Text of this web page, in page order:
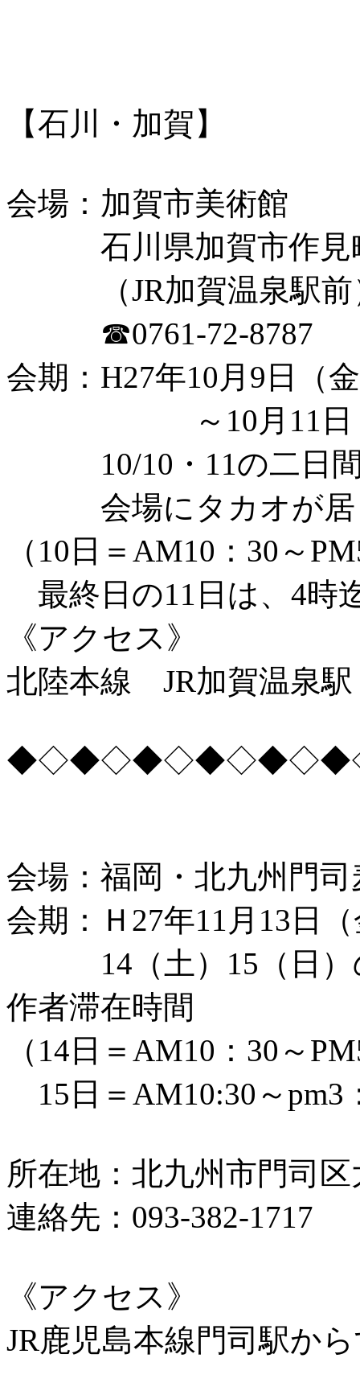
【石川・加賀】
会場：加賀市美術館
石川県加賀市作見
（JR加賀温泉駅前
☎0761-72-8787
会期：H27年10月9日（
～10月11日（
10/10・11の二日間
会場にタカオが居
（10日＝AM10：30～
最終日の11日は、4時
《アクセス》
北陸本線 JR加賀温泉
会場：福岡・北九州門
会期：Ｈ27年11月13日
14（土）15（日）
作者滞在時間
（14日＝AM10：30～
15日＝AM10:30～pm3
所在地：北九州市門司
連絡先：093-382-1717
《アクセス》
JR鹿児島本線門司駅か